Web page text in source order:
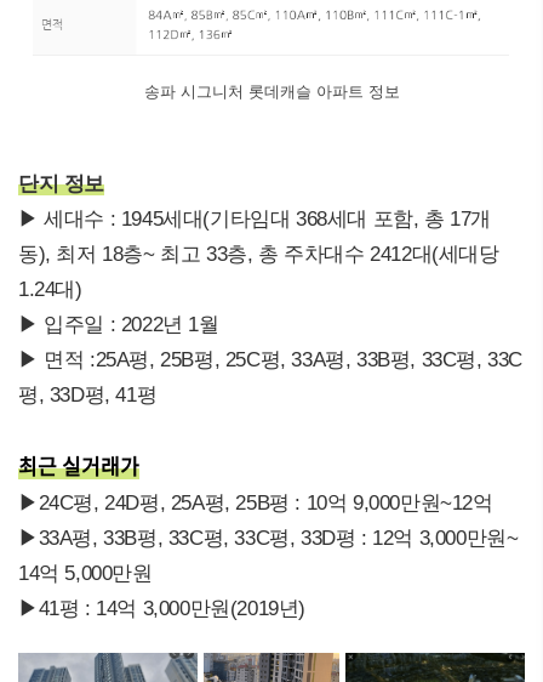
송파 시그니처 롯데캐슬 아파트 정보
단지 정보
▶ 세대수 : 1945세대(기타임대 368세대 포함, 총 17개
동), 최저 18층~ 최고 33층, 총 주차대수 2412대(세대당
1.24대)
▶ 입주일 : 2022년 1월
▶ 면적 :25A평, 25B평, 25C평, 33A평, 33B평, 33C평, 33C
평, 33D평, 41평
최근 실거래가
▶24C평, 24D평, 25A평, 25B평 : 10억 9,000만원~12억
▶33A평, 33B평, 33C평, 33C평, 33D평 : 12억 3,000만원~
14억 5,000만원
▶41평 : 14억 3,000만원(2019년)